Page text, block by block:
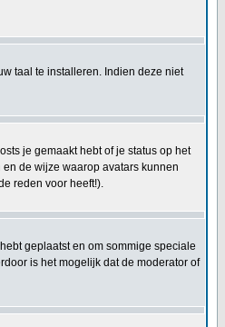
taal te installeren. Indien deze niet
je gemaakt hebt of je status op het
de wijze waarop avatars kunnen
reden voor heeft!).
geplaatst en om sommige speciale
is het mogelijk dat de moderator of